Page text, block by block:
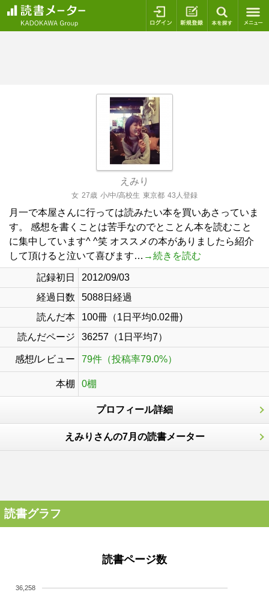
ログイン 新規登録
えみり
女 27歳 小/中/高校生 東京都 43人登録
月一で本屋さんに行っては読みたい本を買いあさっていま
す。 感想を書くことは苦手なのでとことん本を読むこと
に集中しています^ ^笑 オススメの本がありましたら紹介
して頂けると泣いて喜びます… →続きを読む
記録初日
2012/09/03
経過日数
5088日経過
読んだ本
100冊（1日平均0.02冊)
読んだページ
36257（1日平均7）
感想/レビュー 79件（投稿率79.0%）
本棚 0棚
プロフィール詳細
えみりさんの7月の読書メーター
読書グラフ
読書ページ数
36,258